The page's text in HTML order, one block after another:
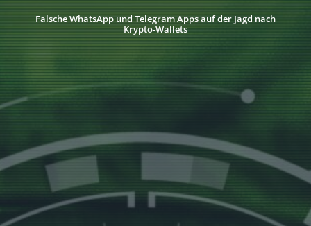
Falsche WhatsApp und Telegram Apps auf der Jagd nach
Krypto‑Wallets